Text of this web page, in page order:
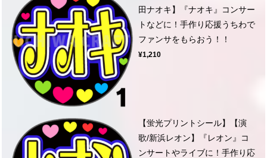
田ナオキ】『ナオキ』コンサー
トなどに！手作り応援うちわで
ファンサをもらおう！！
¥1,210
【蛍光プリントシール】【演
歌/新浜レオン】『レオン』コ
ンサートやライブに！手作り応